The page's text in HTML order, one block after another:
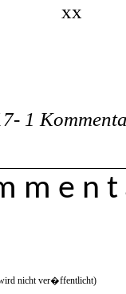
xx
1
nicht ver�ffentlicht)